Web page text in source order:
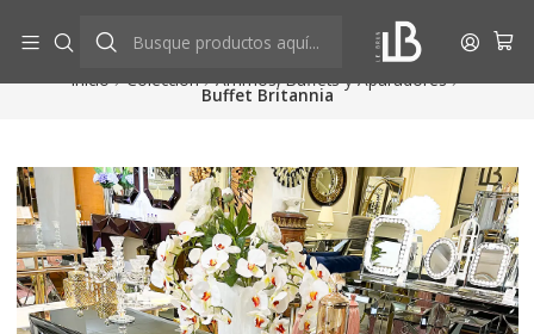
Ver más
Inicio Colección Arrimos, Buffets y Aparadores
Buffet Britannia